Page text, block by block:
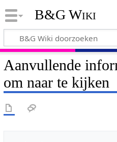
B&G Wiki
Aanvullende
om naar te kijken